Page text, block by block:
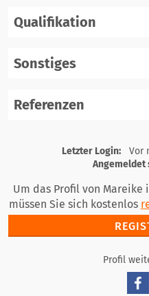
Qualifikation
Sonstiges
Referenzen
Letzter Login:
Vor
Angemeldet
Um das Profil von Mareike
müssen Sie sich kostenlos
Profil